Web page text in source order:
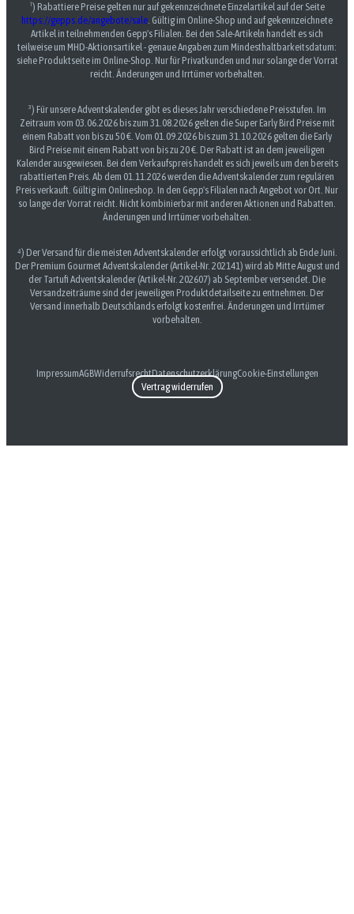
¹) Rabattiere Preise gelten nur auf gekennzeichnete Einzelartikel auf der Seite
https://gepps.de/angebote/sale. Gültig im Online-Shop und auf gekennzeichnete
Artikel in teilnehmenden Gepp's Filialen. Bei den Sale-Artikeln handelt es sich
teilweise um MHD-Aktionsartikel - genaue Angaben zum Mindesthaltbarkeitsdatum:
siehe Produktseite im Online-Shop. Nur für Privatkunden und nur solange der Vorrat
reicht. Änderungen und Irrtümer vorbehalten.
³) Für unsere Adventskalender gibt es dieses Jahr verschiedene Preisstufen. Im
Zeitraum vom 03.06.2026 bis zum 31.08.2026 gelten die Super Early Bird Preise mit
einem Rabatt von bis zu 50 €. Vom 01.09.2026 bis zum 31.10.2026 gelten die Early
Bird Preise mit einem Rabatt von bis zu 20 €. Der Rabatt ist an dem jeweiligen
Kalender ausgewiesen. Bei dem Verkaufspreis handelt es sich jeweils um den bereits
rabattierten Preis. Ab dem 01.11.2026 werden die Adventskalender zum regulären
Preis verkauft. Gültig im Onlineshop. In den Gepp's Filialen nach Angebot vor Ort. Nur
so lange der Vorrat reicht. Nicht kombinierbar mit anderen Aktionen und Rabatten.
Änderungen und Irrtümer vorbehalten.
⁴) Der Versand für die meisten Adventskalender erfolgt voraussichtlich ab Ende Juni.
Der Premium Gourmet Adventskalender (Artikel-Nr. 202141) wird ab Mitte August und
der Tartufi Adventskalender (Artikel-Nr. 202607) ab September versendet. Die
Versandzeiträume sind der jeweiligen Produktdetailseite zu entnehmen. Der
Versand innerhalb Deutschlands erfolgt kostenfrei. Änderungen und Irrtümer
vorbehalten.
ImpressumAGBWiderrufsrechtDatenschutzerklärungCookie-Einstellungen
Vertrag widerrufen